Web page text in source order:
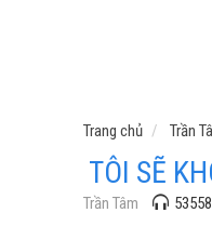
Trang chủ Trần
TÔI SẼ
Trần Tâm 53558